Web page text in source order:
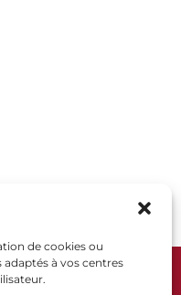
de cookies ou
à vos centres